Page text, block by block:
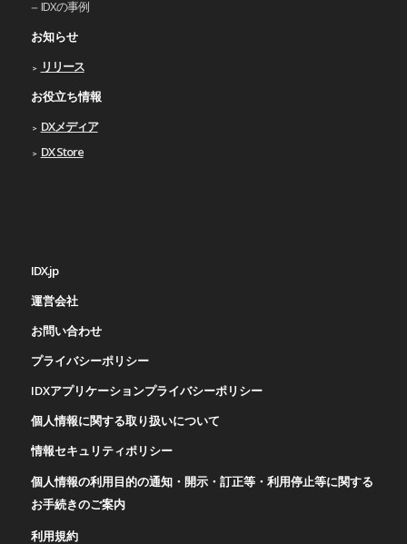
IDXの事例
お知らせ
リリース
お役立ち情報
DXメディア
DX Store
IDX.jp
運営会社
お問い合わせ
プライバシーポリシー
IDXアプリケーションプライバシーポリシー
個人情報に関する取り扱いについて
情報セキュリティポリシー
個人情報の利用目的の通知・開示・訂正等・利用停止等に関する
お手続きのご案内
利用規約